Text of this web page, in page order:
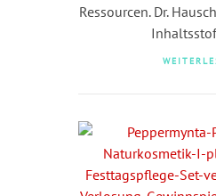
Ressourcen. Dr.